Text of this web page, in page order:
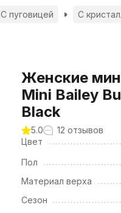
С пуговицей
С
Женские
Mini Bailey
Black
5.0
12 отзывов
Цвет
Пол
Материал верха
Сезон